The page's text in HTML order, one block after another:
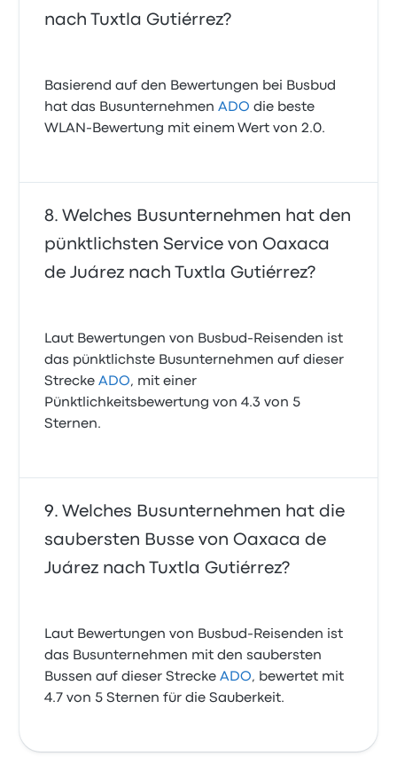
nach Tuxtla Gutiérrez?
Basierend auf den Bewertungen bei Busbud
hat das BusunternehmenADO die beste
WLAN-Bewertung mit einem Wert von 2.0.
Welches Busunternehmen hat den
pünktlichsten Service von Oaxaca
de Juárez nach Tuxtla Gutiérrez?
Laut Bewertungen von Busbud-Reisenden ist
das pünktlichste Busunternehmen auf dieser
StreckeADO, mit einer
Pünktlichkeitsbewertung von 4.3 von 5
Sternen.
Welches Busunternehmen hat die
saubersten Busse von Oaxaca de
Juárez nach Tuxtla Gutiérrez?
Laut Bewertungen von Busbud-Reisenden ist
das Busunternehmen mit den saubersten
Bussen auf dieser StreckeADO, bewertet mit
4.7 von 5 Sternen für die Sauberkeit.